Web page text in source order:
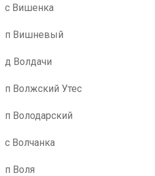
с Вишенка
п Вишневый
д Волдачи
п Волжский Утес
п Володарский
с Волчанка
п Воля